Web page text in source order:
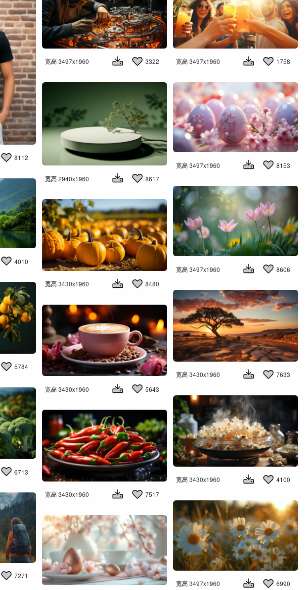
8112
宽高 3497x1960 3322 宽高 3497x1960 1758
宽高 2940x1960 8617
宽高 3497x1960 8153
4010
宽高 3497x1960
8606
宽高 3430x1960
8480
5784
宽高 3430x1960
7633
宽高 3430x1960
5643
6713
宽高 3430x1960
4100
宽高 3430x1960
7517
7271
宽高 3497x1960
6990